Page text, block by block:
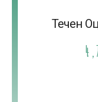
Течен